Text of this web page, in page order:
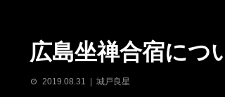
広島坐禅合宿につ
2019.08.31 城戸良星